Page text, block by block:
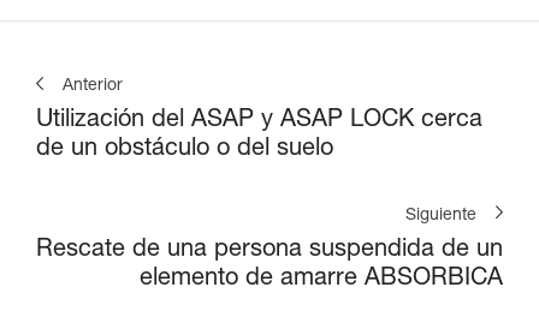
Anterior
Utilización del ASAP y ASAP LOCK cerca
de un obstáculo o del suelo
Siguiente
Rescate de una persona suspendida de un
elemento de amarre ABSORBICA